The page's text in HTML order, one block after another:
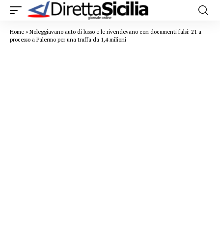
Home » Noleggiavano auto di lusso e le rivendevano con documenti falsi: 21 a
processo a Palermo per una truffa da 1,4 milioni